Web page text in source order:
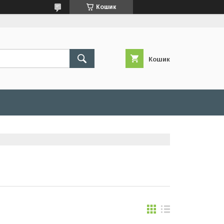
Кошик
Кошик